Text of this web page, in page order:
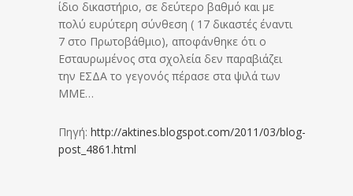
ίδιο δικαστήριο, σε δεύτερο βαθμό και με
πολύ ευρύτερη σύνθεση ( 17 δικαστές έναντι
7 στο Πρωτοβάθμιο), αποφάνθηκε ότι ο
Εσταυρωμένος στα σχολεία δεν παραβιάζει
την ΕΣΔΑ το γεγονός πέρασε στα ψιλά των
ΜΜΕ…
Πηγή: http://aktines.blogspot.com/2011/03/blog-
post_4861.html